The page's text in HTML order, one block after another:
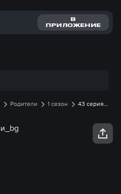
В
ПРИЛОЖЕНИЕ
Родители 1 сезон
43 серия